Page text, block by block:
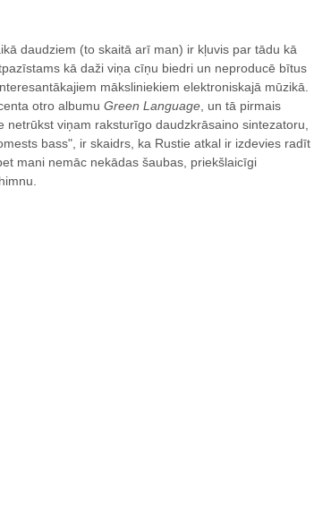
daudziem (to skaitā arī man) ir kļuvis par tādu kā
kā daži viņa cīņu biedri un neproducē bītus
māksliniekiem elektroniskajā mūzikā.
otro albumu Green Language , un tā pirmais
netrūkst viņam raksturīgo daudzkrāsaino sintezatoru,
bass", ir skaidrs, ka Rustie atkal ir izdevies radīt
mani nemāc nekādas šaubas, priekšlaicīgi